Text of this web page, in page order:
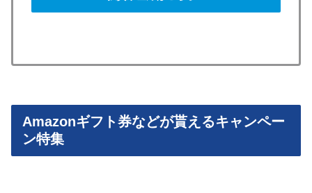
Amazonギフト券などが貰えるキャンペー
ン特集